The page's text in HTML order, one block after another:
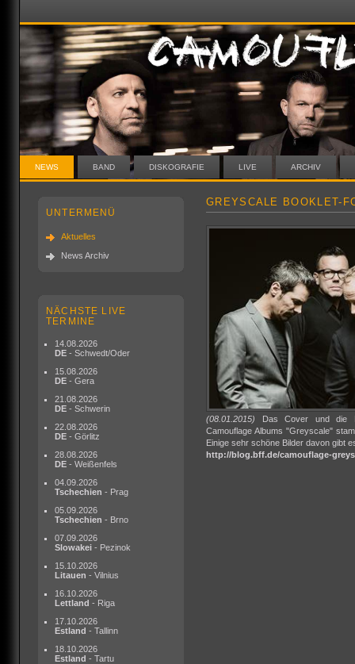
NEWS BAND DISKOGRAFIE LIVE ARCHIV
UNTERMENÜ
Aktuelles
News Archiv
NÄCHSTE LIVE
TERMINE
14.08.2026
DE - Schwedt/Oder
15.08.2026
DE - Gera
21.08.2026
DE - Schwerin
22.08.2026
DE - Görlitz
28.08.2026
DE - Weißenfels
04.09.2026
Tschechien - Prag
05.09.2026
Tschechien - Brno
07.09.2026
Slowakei - Pezinok
15.10.2026
Litauen - Vilnius
16.10.2026
Lettland - Riga
17.10.2026
Estland - Tallinn
18.10.2026
Estland - Tartu
GREYSCALE BOOKLET-
(08.01.2015) Das Cover und die
Camouflage Albums "Greyscale"
Einige sehr schöne Bilder davon gibt
http://blog.bff.de/camouflage-